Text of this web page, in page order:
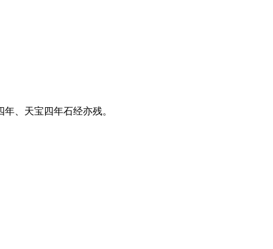
、天宝四年石经亦残。